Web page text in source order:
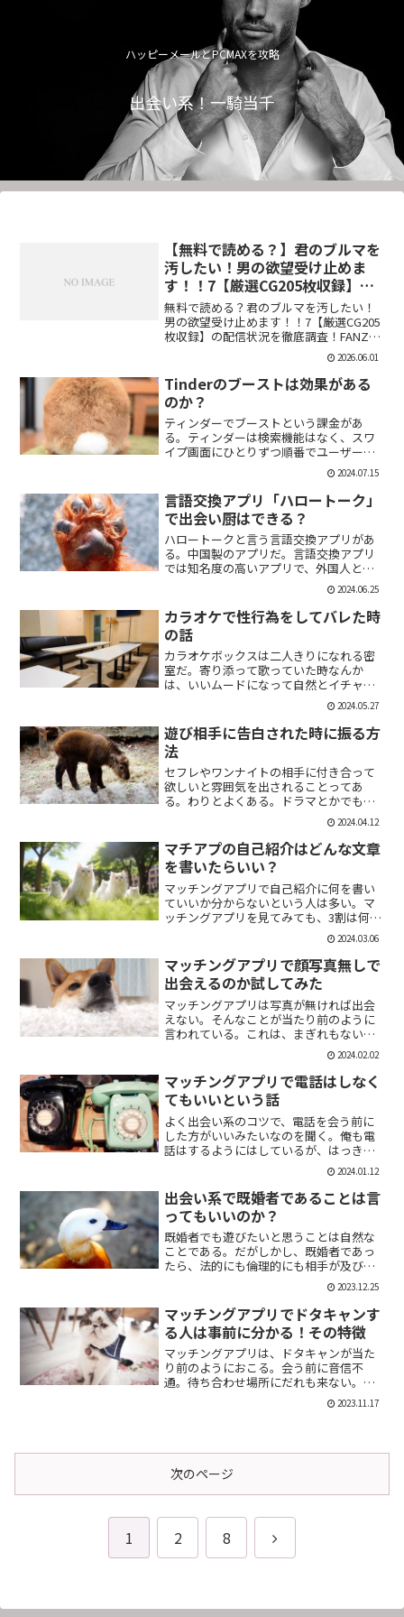
ハッピーメールとPCMAXを攻略
出会い系！一騎当千
【無料で読める？】君のブルマを
汚したい！男の欲望受け止めま
す！！7【厳選CG205枚収録】
【虚構クラブ】
無料で読める？君のブルマを汚したい！
男の欲望受け止めます！！7【厳選CG205
枚収録】の配信状況を徹底調査！FANZA
での販売形式やサンプル視聴、レビュー
評価もまとめています。今すぐチェッ
ク！【d_544876】
2026.06.01
Tinderのブーストは効果がある
のか？
ティンダーでブーストという課金があ
る。ティンダーは検索機能はなく、スワ
イプ画面にひとりずつ順番でユーザーが
表示される。その順番を優先して表示す
ることができる課金がブーストだ。ブー
スト1つ消費で30分間、ブースト2つ消費
で2時間の優先表示がさ...
2024.07.15
言語交換アプリ「ハロートーク」
で出会い厨はできる？
ハロートークと言う言語交換アプリがあ
る。中国製のアプリだ。言語交換アプリ
では知名度の高いアプリで、外国人と知
り合いたい付き合いたいという人にも魅
力的には一見魅力的にうつる。外国人の
恋人欲しいよな。俺もエマワトソンと結
婚してえ。ではハロートー...
2024.06.25
カラオケで性行為をしてバレた時
の話
カラオケボックスは二人きりになれる密
室だ。寄り添って歌っていた時なんか
は、いいムードになって自然とイチャイ
チャしはじめてしまうこともある。俺も
よく出会い系で知り合った人とカラオケ
にいったりする。相手もその気だったり
するから、なんかいいムード...
2024.05.27
遊び相手に告白された時に振る方
法
セフレやワンナイトの相手に付き合って
欲しいと雰囲気を出されることってあ
る。わりとよくある。ドラマとかでも、
「1回やっただけで恋人面するな。」みた
いなのがあるけど、現実でもよくある。
そんな時に、相手を気付つけずいかに波
風立てずに振るか。遊び人...
2024.04.12
マチアプの自己紹介はどんな文章
を書いたらいい？
マッチングアプリで自己紹介に何を書い
ていいか分からないという人は多い。マ
ッチングアプリを見てみても、3割は何も
書いていない人がいる。なかには、何を
書いていいか分かりませんー。とだけ書
いている人も。なので、今回の記事はマ
チアプのプロフィールの...
2024.03.06
マッチングアプリで顔写真無しで
出会えるのか試してみた
マッチングアプリは写真が無ければ出会
えない。そんなことが当たり前のように
言われている。これは、まぎれもない事
実だと思う。自分が使う時に写真を載せ
ていない人は無視するし、相手をするに
しても適当にあしらう。写真無しで出会
えるのは、お金が発生する...
2024.02.02
マッチングアプリで電話はしなく
てもいいという話
よく出会い系のコツで、電話を会う前に
した方がいいみたいなのを聞く。俺も電
話はするようにはしているが、はっきり
言っちゃうと電話なんていらない。よっ
ぽど話術や声に自信ある人だけすればい
いと思っている。では、その理由を語っ
ていこう。電話を嫌がる人...
2024.01.12
出会い系で既婚者であることは言
ってもいいのか？
既婚者でも遊びたいと思うことは自然な
ことである。だがしかし、既婚者であっ
たら、法的にも倫理的にも相手が及び腰
になることは明らかだ。では、既婚者で
あることを言わない方がいいのか。否、
それは違う。既婚者であることを伝える
メリット出会い系で既婚者...
2023.12.25
マッチングアプリでドタキャンす
る人は事前に分かる！その特徴
マッチングアプリは、ドタキャンが当た
り前のようにおこる。会う前に音信不
通。待ち合わせ場所にだれも来ない。そ
んなの普通だ。迷惑な話だが、このドタ
キャン野郎どもは見分けることができ
2023.11.17
次のページ
1 2 8
次